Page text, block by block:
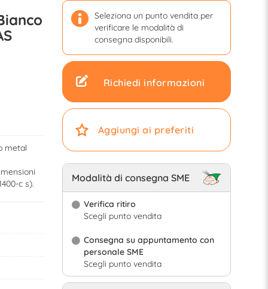
metal
c s).
Seleziona un punto vendita per
verificare le modalità di
consegna disponibili.
Richiedi informazioni
Aggiungi ai preferiti
Modalità di consegna SME
Verifica ritiro
Scegli punto vendita
Consegna su appuntamento con
personale SME
Scegli punto vendita